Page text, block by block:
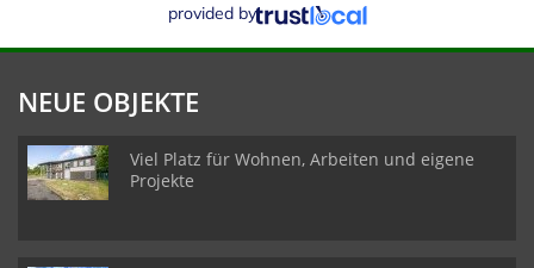
provided by
NEUE OBJEKTE
Viel Platz für Wohnen, Arbeiten und eigene
Projekte